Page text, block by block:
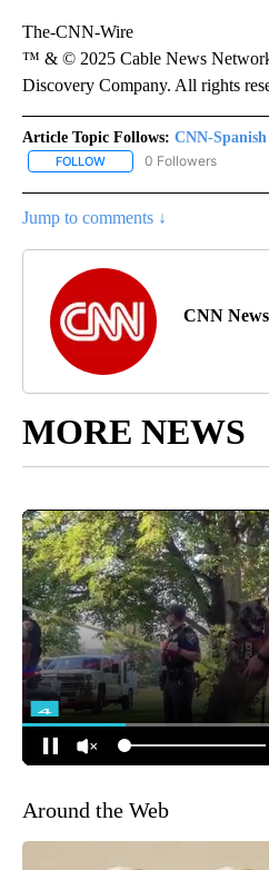
The-CNN-Wire
™ & © 2025 Cable News
Discovery Company. All rights
Article Topic Follows: CNN-Spanish
FOLLOW FOLLOW "CNN-SPANISH"
0 Followers
Jump to comments ↓
CNN
MORE NEWS
Around the Web